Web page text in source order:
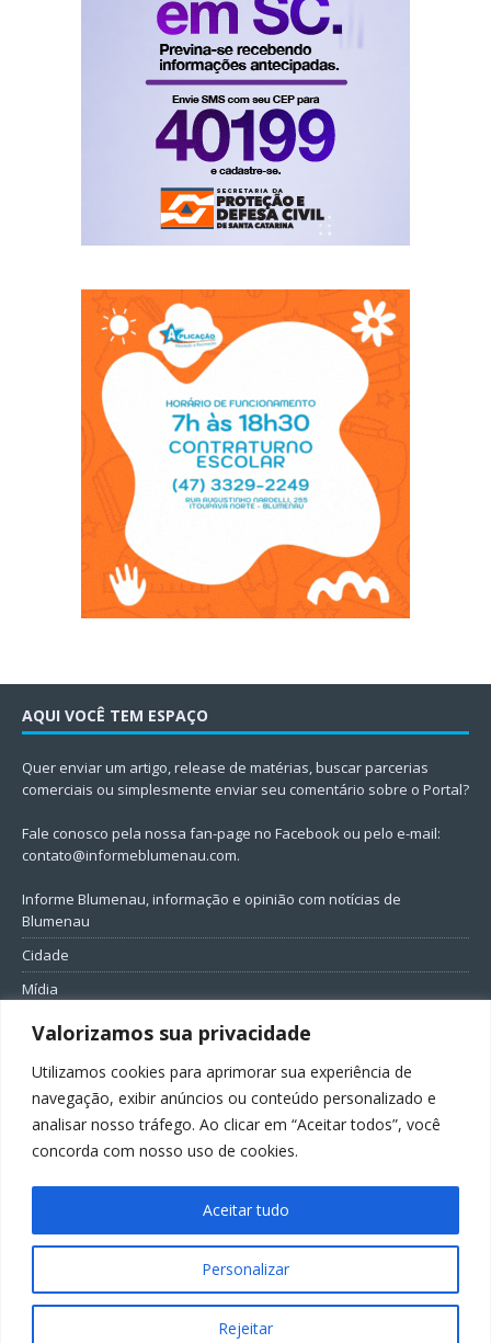
Valorizamos sua privacidade
Utilizamos cookies para aprimorar sua experiência de
navegação, exibir anúncios ou conteúdo personalizado e
analisar nosso tráfego. Ao clicar em “Aceitar todos”, você
concorda com nosso uso de cookies.
Personalizar
Rejeitar
Aceitar tudo
AQUI VOCÊ TEM ESPAÇO
Quer enviar um artigo, release de matérias, buscar parcerias
comerciais ou simplesmente enviar seu comentário sobre o Portal?
Fale conosco pela nossa fan-page no Facebook ou pelo e-mail:
contato@informeblumenau.com.
Informe Blumenau, informação e opinião com notícias de
Blumenau
Cidade
Mídia
Entretenimento
Política
FIQUE CONECTADO
Todos os direitos reservados ao Informe Blumenau